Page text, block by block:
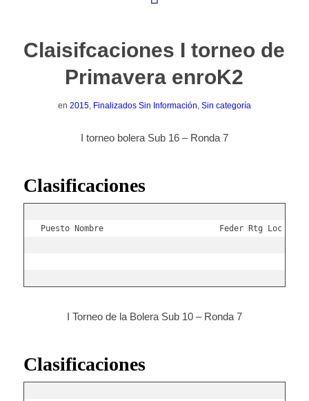
Claisifcaciones I torneo de
Primavera enroK2
en 2015, Finalizados Sin Información, Sin categoría
I torneo bolera Sub 16 – Ronda 7
Clasificaciones
Puesto Nombre                        Feder Rtg Loc
I Torneo de la Bolera Sub 10 – Ronda 7
Clasificaciones